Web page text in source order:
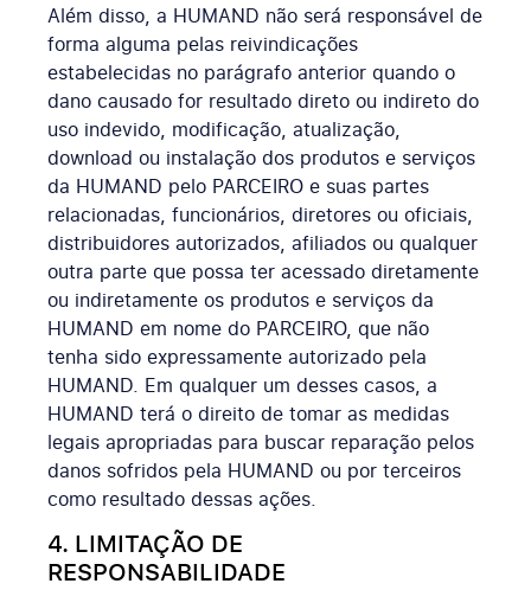
Além disso, a HUMAND não será responsável de
forma alguma pelas reivindicações
estabelecidas no parágrafo anterior quando o
dano causado for resultado direto ou indireto do
uso indevido, modificação, atualização,
download ou instalação dos produtos e serviços
da HUMAND pelo PARCEIRO e suas partes
relacionadas, funcionários, diretores ou oficiais,
distribuidores autorizados, afiliados ou qualquer
outra parte que possa ter acessado diretamente
ou indiretamente os produtos e serviços da
HUMAND em nome do PARCEIRO, que não
tenha sido expressamente autorizado pela
HUMAND. Em qualquer um desses casos, a
HUMAND terá o direito de tomar as medidas
legais apropriadas para buscar reparação pelos
danos sofridos pela HUMAND ou por terceiros
como resultado dessas ações.
4. LIMITAÇÃO DE
RESPONSABILIDADE